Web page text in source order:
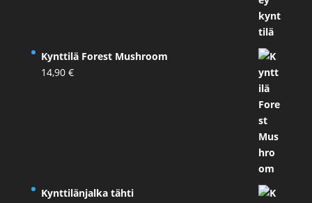
Kynttilä Forest Mushroom
14,90 €
Kynttilänjalka tähti